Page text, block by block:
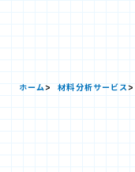
ホーム 材料分析サービス